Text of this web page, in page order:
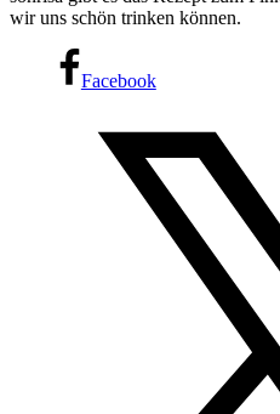
Facebook